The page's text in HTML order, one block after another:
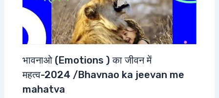
भावनाओ (Emotions ) का जीवन में
महत्व-2024 /Bhavnao ka jeevan me
mahatva